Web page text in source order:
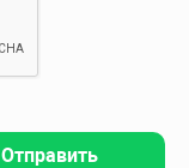
Отправить